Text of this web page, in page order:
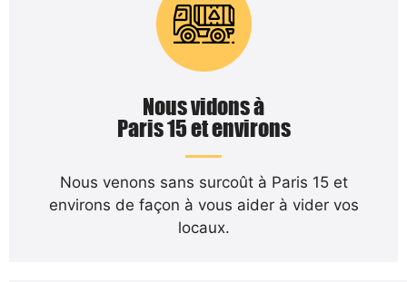
Nous vidons à
Paris 15 et environs
Nous venons sans surcoût à Paris 15 et
environs de façon à vous aider à vider vos
locaux.